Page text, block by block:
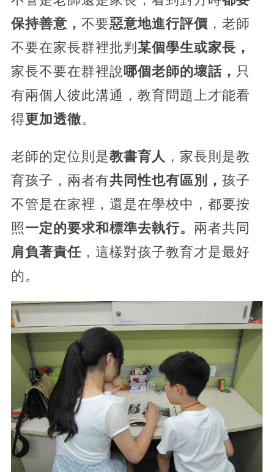
保持善意， 不要惡意地進行評價 ，老師
不要在家長群裡批判 某個學生或家長，
家長不要在群裡說哪個老師的壞話， 只
有兩個人彼此溝通，教育問題上才能看
得更加透徹。
老師的定位則是教書育人 ，家長則是教
育孩子，兩者有共同性也有區別， 孩子
不管是在家裡，還是在學校中，都要按
照一定的要求和標準去執行。 兩者共同
肩負著責任，這樣對孩子教育才是最好
的。